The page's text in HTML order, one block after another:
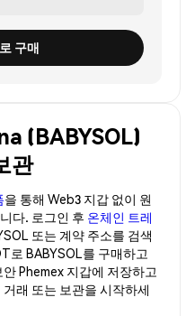
구매
(BABYSOL)
관
을 통해 Web3 지갑 없이 원
다. 로그인 후 온체인 트레
또는 계약 주소를 검색
로 BABYSOL를 구매하고
Phemex 지갑에 저장하고
래 또는 보관을 시작하세